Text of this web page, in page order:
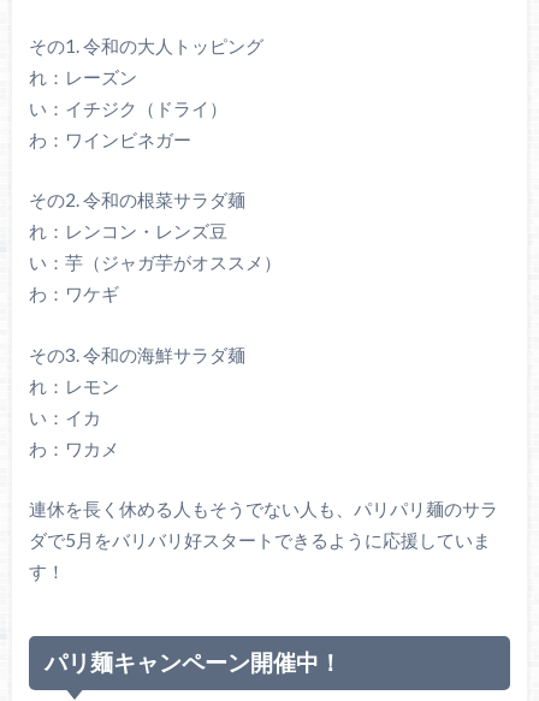
その1. 令和の大人トッピング
れ：レーズン
い：イチジク（ドライ）
わ：ワインビネガー
その2. 令和の根菜サラダ麺
れ：レンコン・レンズ豆
い：芋（ジャガ芋がオススメ）
わ：ワケギ
その3. 令和の海鮮サラダ麺
れ：レモン
い：イカ
わ：ワカメ
連休を長く休める人もそうでない人も、パリパリ麺のサラ
ダで5月をバリバリ好スタートできるように応援していま
す！
パリ麺キャンペーン開催中！